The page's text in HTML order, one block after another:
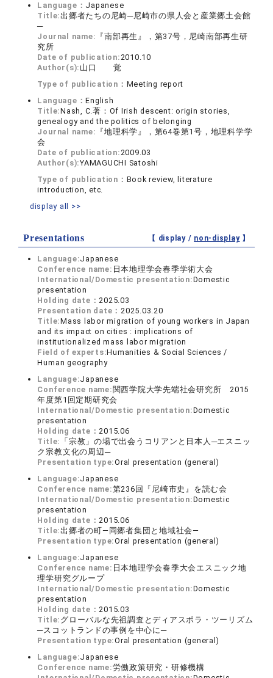
Language： Japanese
Title:出郷者たちの尼崎─尼崎市の県人会と産業郷土会館
─
Journal name: 『南部再生』，第37号，尼崎南部再生研
究所
Date of publication:2010.10
Author(s): 山口 覚
Type of publication： Meeting report
Language：English
Title:Nash, C.著：Of Irish descent: origin stories,
genealogy and the politics of belonging
Journal name: 『地理科学』，第64巻第1号，地理科学学
会
Date of publication:2009.03
Author(s):YAMAGUCHI Satoshi
Type of publication： Book review, literature
introduction, etc.
display all >>
Presentations 【 display / non-display】
Language:Japanese
Conference name: 日本地理学会春季学術大会
International/Domestic presentation:Domestic
presentation
Holding date：2025.03
Presentation date：2025.03.20
Title:Mass labor migration of young workers in Japan
and its impact on cities : implications of
institutionalized mass labor migration
Field of experts:Humanities & Social Sciences /
Human geography
Language:Japanese
Conference name: 関西学院大学先端社会研究所 2015
年度第1回定期研究会
International/Domestic presentation:Domestic
presentation
Holding date：2015.06
Title: 「宗教」の場で出会うコリアンと日本人─エスニッ
ク宗教文化の周辺─
Presentation type:Oral presentation (general)
Language:Japanese
Conference name:第236回『尼崎市史』を読む会
International/Domestic presentation:Domestic
presentation
Holding date：2015.06
Title:出郷者の町―同郷者集団と地域社会―
Presentation type:Oral presentation (general)
Language:Japanese
Conference name: 日本地理学会春季大会エスニック地
理学研究グループ
International/Domestic presentation:Domestic
presentation
Holding date：2015.03
Title: グローバルな先祖調査とディアスポラ・ツーリズム
─スコットランドの事例を中心に─
Presentation type:Oral presentation (general)
Language:Japanese
Conference name:労働政策研究・研修機構